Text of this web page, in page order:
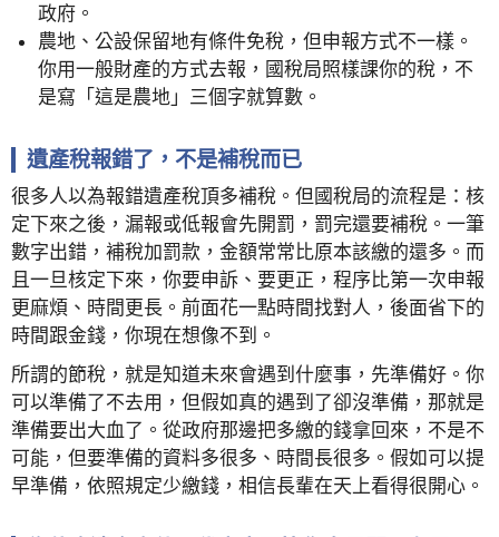
政府。
農地、公設保留地有條件免稅，但申報方式不一樣。
你用一般財產的方式去報，國稅局照樣課你的稅，不
是寫「這是農地」三個字就算數。
遺產稅報錯了，不是補稅而已
很多人以為報錯遺產稅頂多補稅。但國稅局的流程是：核
定下來之後，漏報或低報會先開罰，罰完還要補稅。一筆
數字出錯，補稅加罰款，金額常常比原本該繳的還多。而
且一旦核定下來，你要申訴、要更正，程序比第一次申報
更麻煩、時間更長。前面花一點時間找對人，後面省下的
時間跟金錢，你現在想像不到。
所謂的節稅，就是知道未來會遇到什麼事，先準備好。你
可以準備了不去用，但假如真的遇到了卻沒準備，那就是
準備要出大血了。從政府那邊把多繳的錢拿回來，不是不
可能，但要準備的資料多很多、時間長很多。假如可以提
早準備，依照規定少繳錢，相信長輩在天上看得很開心。